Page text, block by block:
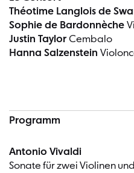
Théotime Langlois de
Sophie de Bardonnèche
Justin Taylor Cembalo
Hanna Salzenstein
Programm
Antonio Vivaldi
Sonate für zwei Violinen